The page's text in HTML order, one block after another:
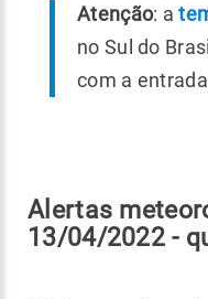
Atenção: a
no Sul do
com a
Alertas
13/04/2022 -